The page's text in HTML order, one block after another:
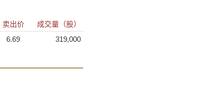
卖出价
成交量（股）
6.69 319,000